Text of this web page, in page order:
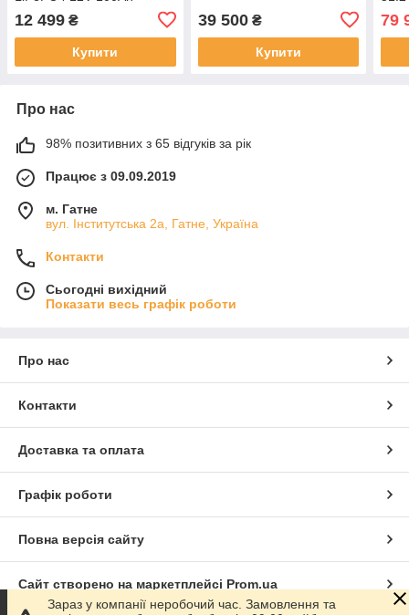
12 499 ₴
Купити
39 500₴
Купити
79
Про нас
98% позитивних з 65 відгуків за рік
Працює з 09.09.2019
м. Гатне
вул. Інститутська 2а, Гатне, Україна
Контакти
Сьогодні вихідний
Показати весь графік роботи
Про нас
Контакти
Доставка та оплата
Графік роботи
Повна версія сайту
Сайт створено на маркетплейсі Prom.ua
Зараз у компанії неробочий час. Замовлення та